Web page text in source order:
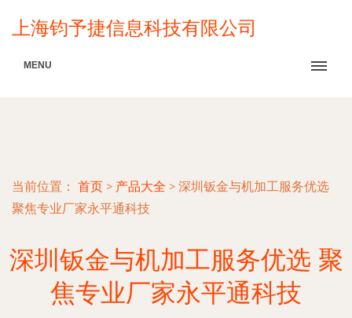
上海钧予捷信息科技有限公司
MENU
当前位置： 首页 > 产品大全 > 深圳钣金与机加工服务优选
聚焦专业厂家永平通科技
深圳钣金与机加工服务优选 聚
焦专业厂家永平通科技